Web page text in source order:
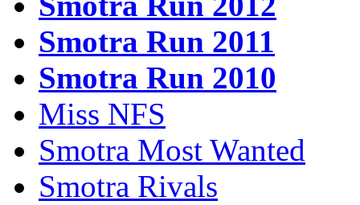
Smotra Run 2011
Smotra Run 2010
Miss NFS
Smotra Most Wanted
Smotra Rivals